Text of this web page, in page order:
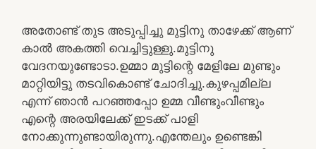
അതോണ്ട് തുട അടുപ്പിച്ചു മുട്ടിനു താഴേക്ക് ആണ്
കാൽ അകത്തി വെച്ചിട്ടുള്ളു.മുട്ടിനു
വേദനയുണ്ടോടാ.ഉമ്മാ മുട്ടിന്റെ മേളിലേ മുണ്ടും
മാറ്റിയിട്ടു തടവികൊണ്ട് ചോദിച്ചു.കുഴപ്പമില്ല
എന്ന് ഞാൻ പറഞ്ഞപ്പോ ഉമ്മ വീണ്ടുംവീണ്ടും
എന്റെ അരയിലേക്ക് ഇടക്ക് പാളി
നോക്കുന്നുണ്ടായിരുന്നു.എന്തേലും ഉണ്ടെങ്കി